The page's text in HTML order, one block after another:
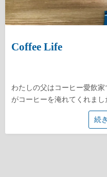
Coffee Life
わたしの父はコーヒー愛飲
がコーヒーを淹れてくれま
続